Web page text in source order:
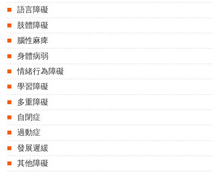
語言障礙
肢體障礙
腦性麻痺
身體病弱
情緒行為障礙
學習障礙
多重障礙
自閉症
過動症
發展遲緩
其他障礙